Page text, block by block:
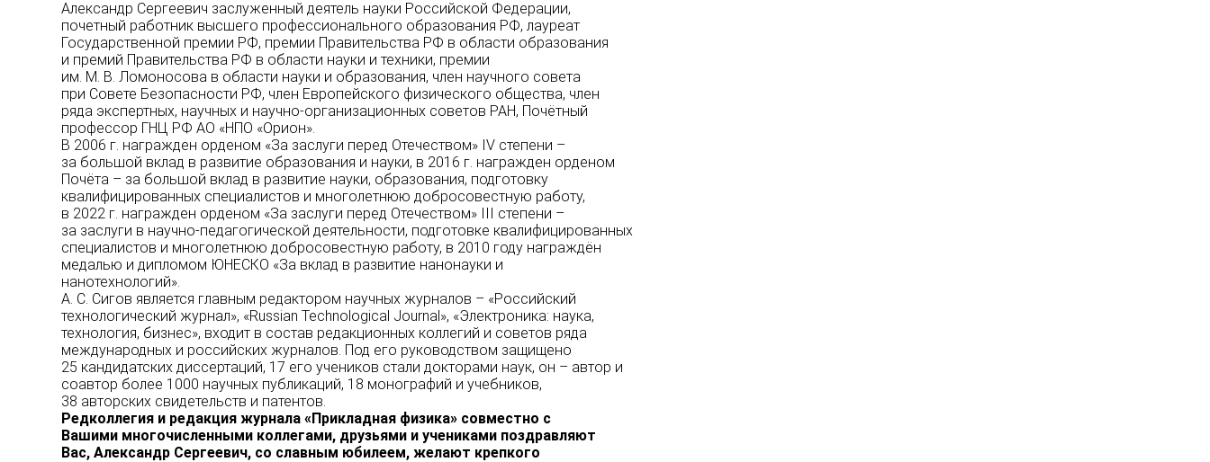
Александр Сергеевич заслуженный деятель науки Российской Федерации,
почетный работник высшего профессионального образования РФ, лауреат
Государственной премии РФ, премии Правительства РФ в области образования
и премий Правительства РФ в области науки и техники, премии
им. М. В. Ломоносова в области науки и образования, член научного совета
при Совете Безопасности РФ, член Европейского физического общества, член
ряда экспертных, научных и научно-организационных советов РАН, Почётный
профессор ГНЦ РФ АО «НПО «Орион».
В 2006 г. награжден орденом «За заслуги перед Отечеством» IV степени –
за большой вклад в развитие образования и науки, в 2016 г. награжден орденом
Почёта – за большой вклад в развитие науки, образования, подготовку
квалифицированных специалистов и многолетнюю добросовестную работу,
в 2022 г. награжден орденом «За заслуги перед Отечеством» III степени –
за заслуги в научно-педагогической деятельности, подготовке квалифицированных
специалистов и многолетнюю добросовестную работу, в 2010 году награждён
медалью и дипломом ЮНЕСКО «За вклад в развитие нанонауки и
нанотехнологий».
А. С. Сигов является главным редактором научных журналов – «Российский
технологический журнал», «Russian Technological Journal», «Электроника: наука,
технология, бизнес», входит в состав редакционных коллегий и советов ряда
международных и российских журналов. Под его руководством защищено
25 кандидатских диссертаций, 17 его учеников стали докторами наук, он – автор и
соавтор более 1000 научных публикаций, 18 монографий и учебников,
38 авторских свидетельств и патентов.
Редколлегия и редакция журнала «Прикладная физика» совместно с
Вашими многочисленными коллегами, друзьями и учениками поздравляют
Вас, Александр Сергеевич, со славным юбилеем, желают крепкого